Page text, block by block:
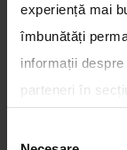
experiență mai
îmbunătăți
informații
parteneri în
toate cookie-